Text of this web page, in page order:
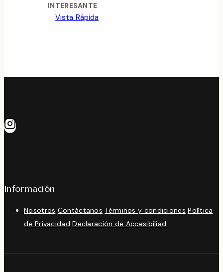
INTERESANTE
Vista Rápida
Información
Nosotros Contáctanos Términos y condiciones Política
de Privacidad Declaración de Accesibiliad